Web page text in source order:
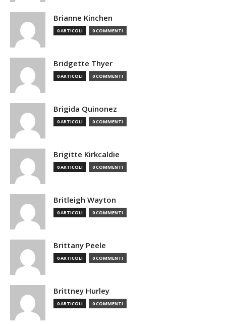
Brianne Kinchen
0 ARTICOLI 0 COMMENTI
Bridgette Thyer
0 ARTICOLI 0 COMMENTI
Brigida Quinonez
0 ARTICOLI 0 COMMENTI
Brigitte Kirkcaldie
0 ARTICOLI 0 COMMENTI
Britleigh Wayton
0 ARTICOLI 0 COMMENTI
Brittany Peele
0 ARTICOLI 0 COMMENTI
Brittney Hurley
0 ARTICOLI 0 COMMENTI